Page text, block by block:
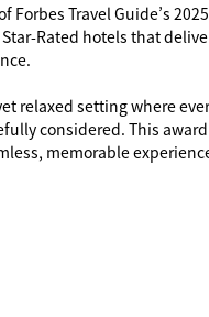
Travel Guide’s
Rated hotels that
relaxed setting where
considered. This
memorable